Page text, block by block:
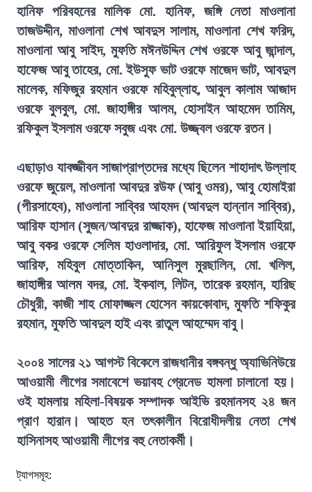
হানিফ পরিবহনের মালিক মো. হানিফ, জঙ্গি নেতা মাওলানা
তাজউদ্দীন, মাওলানা শেখ আবদুস সালাম, মাওলানা শেখ ফরিদ,
মাওলানা আবু সাইদ, মুফতি মঈনউদ্দিন শেখ ওরফে আবু জান্দাল,
হাফেজ আবু তাহের, মো. ইউসুফ ভাট ওরফে মাজেদ ভাট, আবদুল
মালেক, মফিজুর রহমান ওরফে মহিবুল্লাহ, আবুল কালাম আজাদ
ওরফে বুলবুল, মো. জাহাঙ্গীর আলম, হোসাইন আহমেদ তামিম,
রফিকুল ইসলাম ওরফে সবুজ এবং মো. উজ্জ্বল ওরফে রতন।
এছাড়াও যাবজ্জীবন সাজাপ্রাপ্তদের মধ্যে ছিলেন শাহাদাৎ উল্লাহ
ওরফে জুয়েল, মাওলানা আবদুর রউফ (আবু ওমর), আবু হোমাইরা
(পীরসাহেব), মাওলানা সাব্বির আহমদ (আবদুল হান্নান সাব্বির),
আরিফ হাসান (সুজন/আবদুর রাজ্জাক), হাফেজ মাওলানা ইয়াহিয়া,
আবু বকর ওরফে সেলিম হাওলাদার, মো. আরিফুল ইসলাম ওরফে
আরিফ, মহিবুল মোত্তাকিন, আনিসুল মুরছালিন, মো. খলিল,
জাহাঙ্গীর আলম বদর, মো. ইকবাল, লিটন, তারেক রহমান, হারিছ
চৌধুরী, কাজী শাহ মোফাজ্জল হোসেন কায়কোবাদ, মুফতি শফিকুর
রহমান, মুফতি আবদুল হাই এবং রাতুল আহম্মেদ বাবু।
২০০৪ সালের ২১ আগস্ট বিকেলে রাজধানীর বঙ্গবন্ধু অ্যাভিনিউয়ে
আওয়ামী লীগের সমাবেশে ভয়াবহ গ্রেনেড হামলা চালানো হয়।
ওই হামলায় মহিলা-বিষয়ক সম্পাদক আইভি রহমানসহ ২৪ জন
প্রাণ হারান। আহত হন তৎকালীন বিরোধীদলীয় নেতা শেখ
হাসিনাসহ আওয়ামী লীগের বহু নেতাকর্মী।
ট্যাগসমূহ: